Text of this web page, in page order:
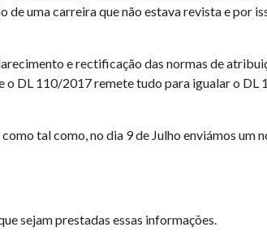
uma carreira que não estava revista e por
e rectificação das normas de
o DL 110/2017 remete tudo para igualar o DL
tal como, no dia 9 de Julho enviámos um
sejam prestadas essas informações.